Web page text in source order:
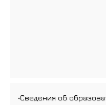
•Сведения об